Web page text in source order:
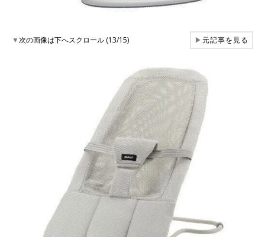
▼次の画像は下へスクロール (13/15) ▶元記事を見る